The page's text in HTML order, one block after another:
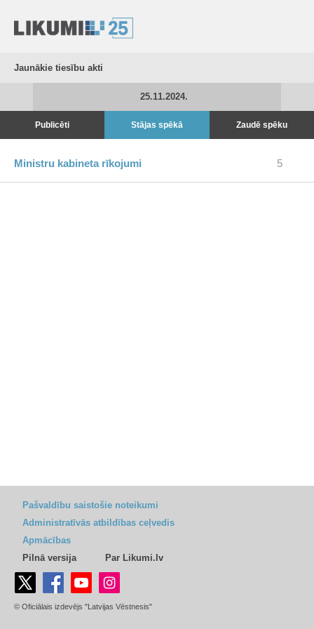
Jaunākie tiesību akti
25.11.2024.
Publicēti Stājas spēkā Zaudē spēku
Ministru kabineta rīkojumi 5
Pašvaldību saistošie noteikumi
Administratīvās atbildības ceļvedis
Apmācības
Pilnā versija
Par Likumi.lv
© Oficiālais izdevējs "Latvijas Vēstnesis"